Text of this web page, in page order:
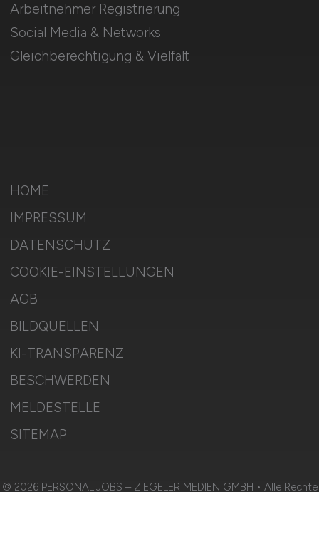
Arbeitnehmer Registrierung
Social Media & Networks
Gleichberechtigung & Vielfalt
HOME
IMPRESSUM
DATENSCHUTZ
COOKIE-EINSTELLUNGEN
AGB
BILDQUELLEN
KI-TRANSPARENZ
BESCHWERDEN
MELDESTELLE
SITEMAP
© 2026 PERSONAL.JOBS – ZIEGELER MEDIEN GMBH • Alle Rechte